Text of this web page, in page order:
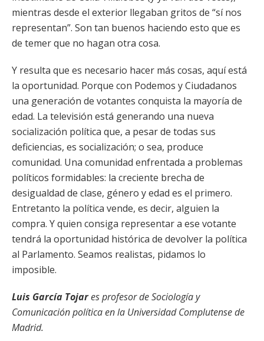
mientras desde el exterior llegaban gritos de “sí nos
representan”. Son tan buenos haciendo esto que es
de temer que no hagan otra cosa.
Y resulta que es necesario hacer más cosas, aquí está
la oportunidad. Porque con Podemos y Ciudadanos
una generación de votantes conquista la mayoría de
edad. La televisión está generando una nueva
socialización política que, a pesar de todas sus
deficiencias, es socialización; o sea, produce
comunidad. Una comunidad enfrentada a problemas
políticos formidables: la creciente brecha de
desigualdad de clase, género y edad es el primero.
Entretanto la política vende, es decir, alguien la
compra. Y quien consiga representar a ese votante
tendrá la oportunidad histórica de devolver la política
al Parlamento. Seamos realistas, pidamos lo
imposible.
Luis García Tojares profesor de Sociología y
Comunicación política en la Universidad Complutense de
Madrid.